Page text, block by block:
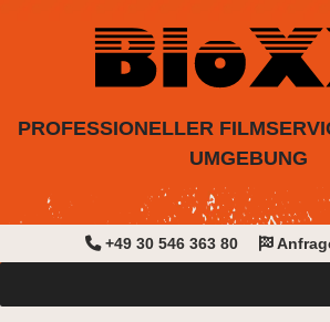
PROFESSIONELLER
UMGEBUNG
+49 30 546 363 80